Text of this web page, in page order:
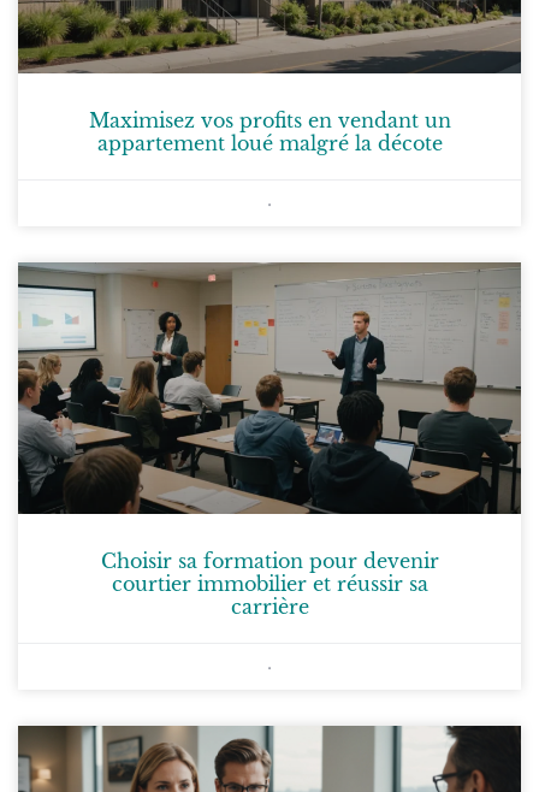
Maximisez vos profits en vendant un
appartement loué malgré la décote
Choisir sa formation pour devenir
courtier immobilier et réussir sa
carrière